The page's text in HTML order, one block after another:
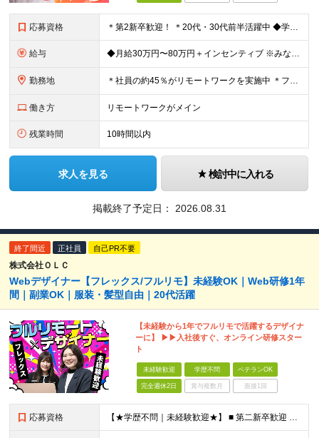
応募資格 ＊第2新卒歓迎！ ＊20代・30代前半活躍中 ◆学歴不問 ◆未経験歓迎 ＼こんな方にピッタリです！／ ★SNSを見るだけでなく「仕掛ける側」になりたい方 ★販売や接客で「お客様の心理」を考えた経験
給与 ◆月給30万円〜80万円＋インセンティブ ※みなし残業代（月10時間・16,000円）を含みます ※超過分は別途支給します ※試用期間3か月あり（給与は28万円、待遇に差異なし）
勤務地 ＊社員の約45％がリモートワークを実施中 ＊フルリモート案件もあり ＊転勤はありません 本社（横浜）または、東京・神奈川の各プロジェクト先。 【本社】 神奈川県横浜市中区不老町2丁目11-8 税経
働き方 リモートワークがメイン
残業時間 10時間以内
求人を見る 検討中に入れる
掲載終了予定日： 2026.08.31
終了間近 正社員 自己PR不要
株式会社ＯＬＣ
Webデザイナー【フレックス/フルリモ】未経験OK｜Web研修1年
間｜副業OK｜服装・髪型自由｜20代活躍
【未経験から1年でフルリモで活躍するデザイナ
ーに】 ▶▶入社後すぐ、オンライン研修スター
ト
未経験歓迎 学歴不問 ベテランOK
完全週休2日 賞与複数月 面接1回
応募資格 【★学歴不問｜未経験歓迎★】 ■ 第二新卒歓迎 ■ フリーター・社会人未経験OK ■ デザイナー経験は一切不問！ ■ タイピングが苦手でもOK！ ＼3つ以上当てはまった方はぜひご応募を／ □